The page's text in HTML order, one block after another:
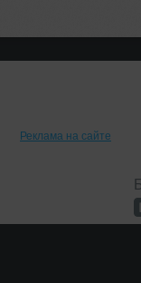
Реклама на сайте